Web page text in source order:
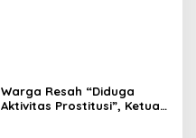
Warga Resah “Diduga
Aktivitas Prostitusi”, Ketua